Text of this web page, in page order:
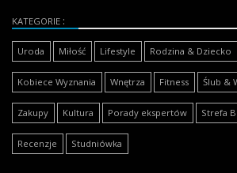
KATEGORIE
Uroda Miłość Lifestyle Rodzina & Dziecko
Kobiece Wyznania Wnętrza Fitness Ślub &
Zakupy Kultura Porady ekspertów Strefa
Recenzje Studniówka